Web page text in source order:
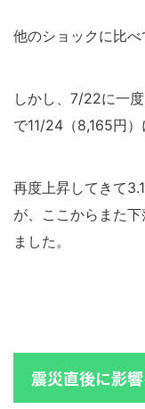
他のショックに比べ
しかし、7/22に一
で11/24（8,165円）
再度上昇してきて
が、ここからまた
ました。
震災直後に影